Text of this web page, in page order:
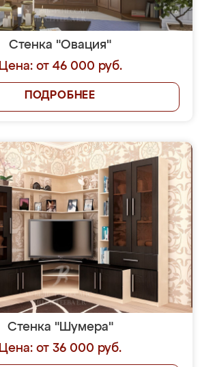
Стенка "Овация"
Цена: от 46 000 руб.
ПОДРОБНЕЕ
Стенка "Шумера"
Цена: от 36 000 руб.